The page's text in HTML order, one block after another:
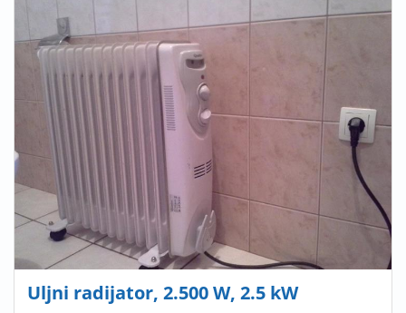
Uljni radijator, 2.500 W, 2.5 kW